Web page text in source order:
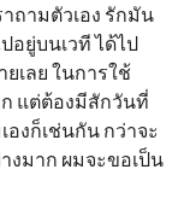
ถามตัวเอง รักมัน
อยู่บนเวที ได้ไป
เลย ในการใช้
แต่ต้องมีสักวันที่
องก็เช่นกัน กว่าจะ
งมาก ผมจะขอเป็น